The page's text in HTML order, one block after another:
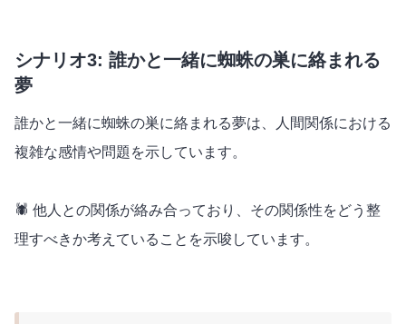
シナリオ3: 誰かと一緒に蜘蛛の巣に絡まれる
夢
誰かと一緒に蜘蛛の巣に絡まれる夢は、人間関係における
複雑な感情や問題を示しています。
🕷️ 他人との関係が絡み合っており、その関係性をどう整
理すべきか考えていることを示唆しています。